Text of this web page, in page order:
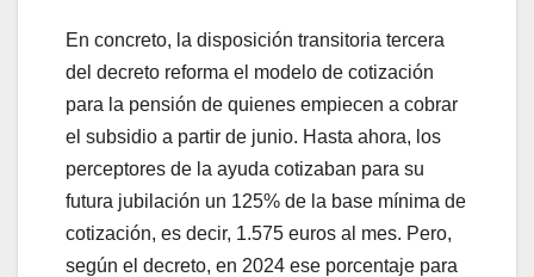
En concreto, la disposición transitoria tercera
del decreto reforma el modelo de cotización
para la pensión de quienes empiecen a cobrar
el subsidio a partir de junio. Hasta ahora, los
perceptores de la ayuda cotizaban para su
futura jubilación un 125% de la base mínima de
cotización, es decir, 1.575 euros al mes. Pero,
según el decreto, en 2024 ese porcentaje para